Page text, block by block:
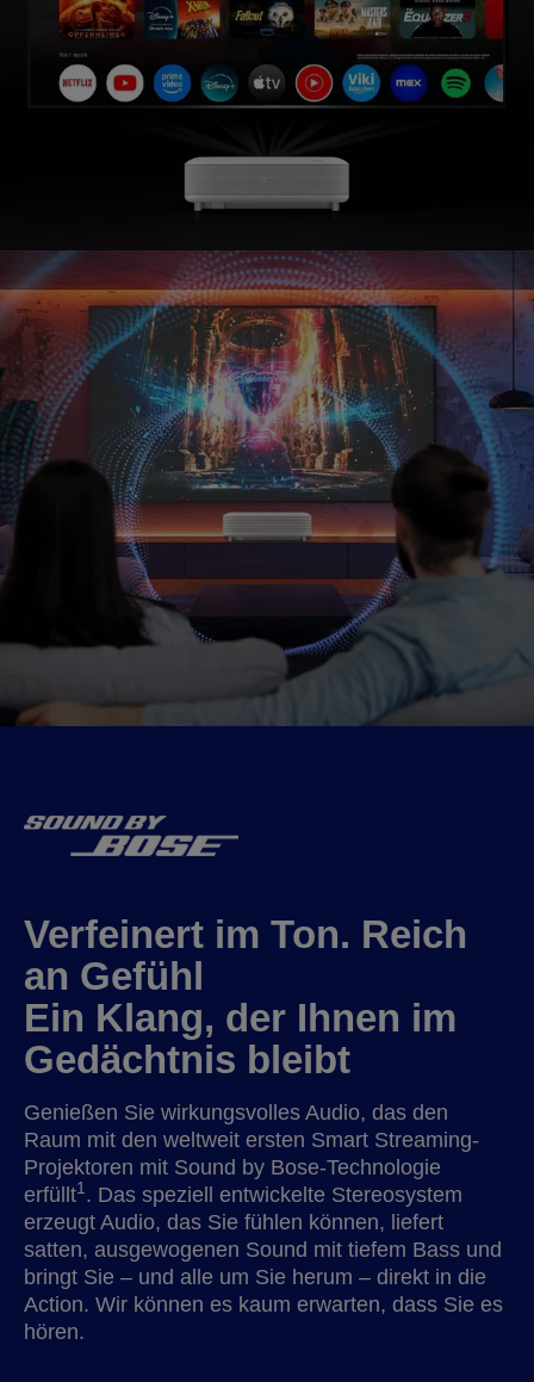
Verfeinert im Ton. Reich
an Gefühl
Ein Klang, der Ihnen im
Gedächtnis bleibt
Genießen Sie wirkungsvolles Audio, das den
Raum mit den weltweit ersten Smart Streaming-
Projektoren mit Sound by Bose-Technologie
erfüllt1 . Das speziell entwickelte Stereosystem
erzeugt Audio, das Sie fühlen können, liefert
satten, ausgewogenen Sound mit tiefem Bass und
bringt Sie – und alle um Sie herum – direkt in die
Action. Wir können es kaum erwarten, dass Sie es
hören.